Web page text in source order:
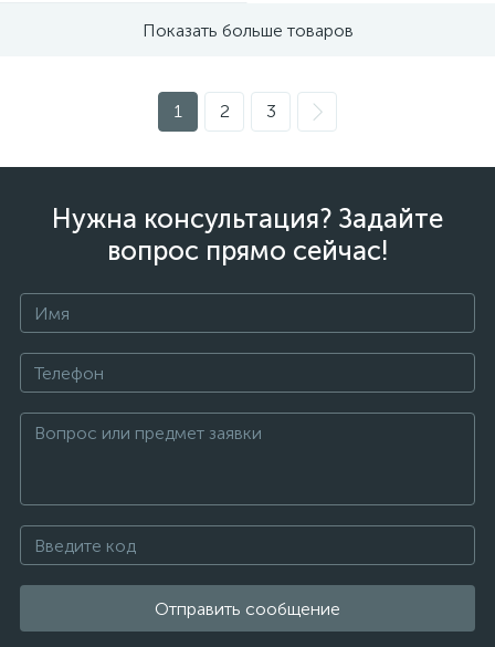
Показать больше товаров
1 2 3
Нужна консультация? Задайте
вопрос прямо сейчас!
Отправить сообщение